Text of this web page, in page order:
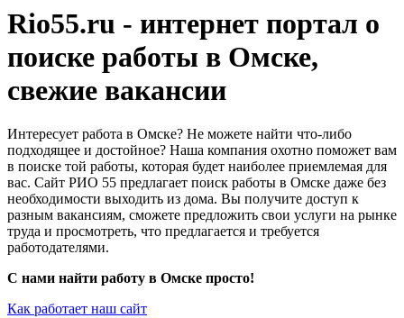
Rio55.ru - интернет портал о
поиске работы в Омске,
свежие вакансии
Интересует работа в Омске? Не можете найти что-либо
подходящее и достойное? Наша компания охотно поможет вам
в поиске той работы, которая будет наиболее приемлемая для
вас. Сайт РИО 55 предлагает поиск работы в Омске даже без
необходимости выходить из дома. Вы получите доступ к
разным вакансиям, сможете предложить свои услуги на рынке
труда и просмотреть, что предлагается и требуется
работодателями.
С нами найти работу в Омске просто!
Как работает наш сайт